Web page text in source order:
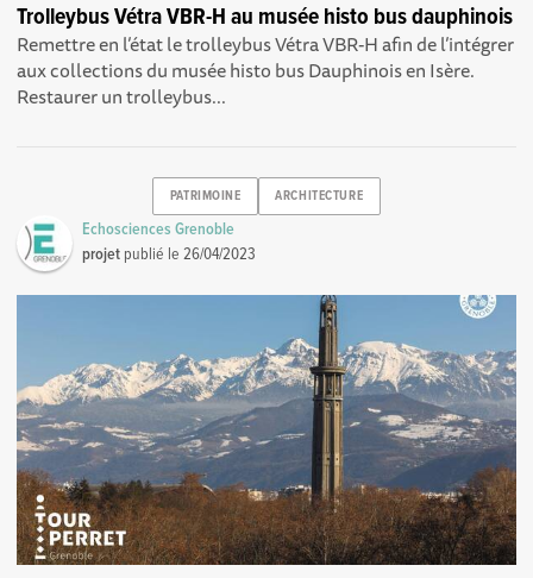
Trolleybus Vétra VBR-H au musée histo bus dauphinois
Remettre en l’état le trolleybus Vétra VBR-H afin de l’intégrer
aux collections du musée histo bus Dauphinois en Isère.
Restaurer un trolleybus...
PATRIMOINE ARCHITECTURE
Echosciences Grenoble
projet publié le26/04/2023